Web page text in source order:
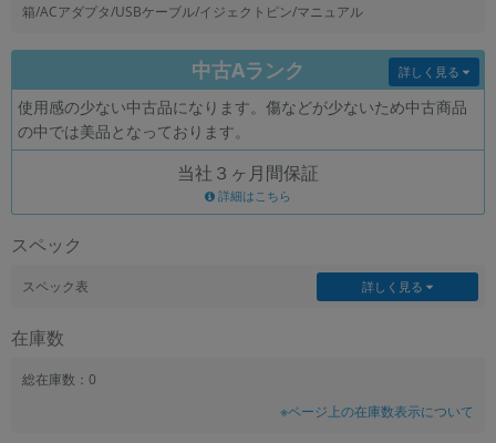
箱/ACアダプタ/USBケーブル/イジェクトピン/マニュアル
中古Aランク
使用感の少ない中古品になります。傷などが少ないため中古商品
の中では美品となっております。
詳しく見る
当社３ヶ月間保証
詳細はこちら
スペック
スペック表 詳しく見る
在庫数
総在庫数：0
※ページ上の在庫数表示について
商品状態の絞り込み
CPUの絞り込み
OS
メモリ